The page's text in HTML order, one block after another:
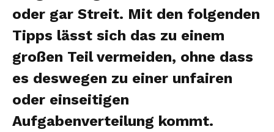
oder gar Streit. Mit den folgenden
Tipps lässt sich das zu einem
großen Teil vermeiden, ohne dass
es deswegen zu einer unfairen
oder einseitigen
Aufgabenverteilung kommt.